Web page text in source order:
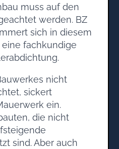
muss auf den
werden. BZ
sich in diesem
fachkundige
nicht
sickert
ein.
die nicht
sind. Aber auch